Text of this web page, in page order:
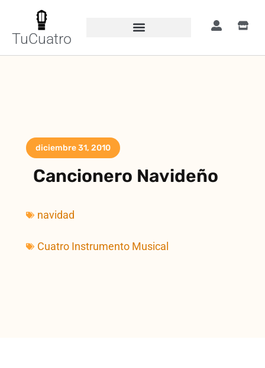
TuCuatro
diciembre 31, 2010
Cancionero Navideño
navidad
Cuatro Instrumento Musical